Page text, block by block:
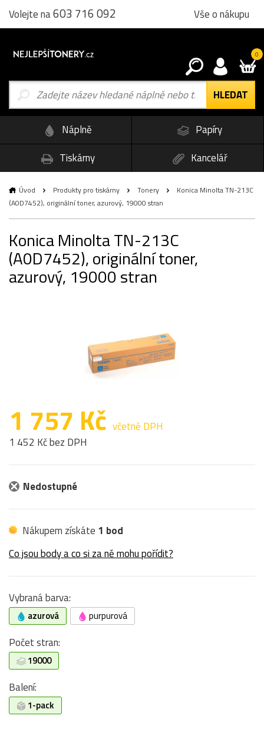
Volejte na603 716 092 Vše o nákupu
0
Náplně
Papíry
Tiskárny
Kancelář
Úvod Produkty pro tiskárny Tonery
Konica Minolta TN-213C
(A0D7452), originální toner, azurový, 19000 stran
Konica Minolta TN-213C
(A0D7452), originální toner,
azurový, 19000 stran
1 757 Kč včetně DPH
1 452 Kč bez DPH
Nedostupné
Nákupem získáte 1 bod
Co jsou body a co si za ně mohu pořídit?
Vybraná barva:
azurová purpurová
Počet stran:
19000
Balení:
1-pack